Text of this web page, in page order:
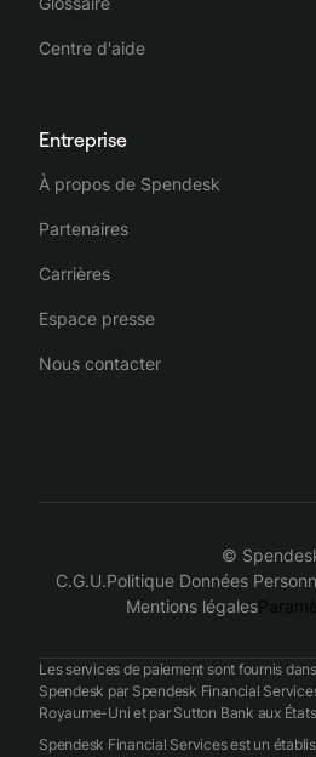
Centre d'aide
Entreprise
À propos de Spendesk
Partenaires
Carrières
Espace presse
Nous contacter
©
C.G.U.Politique Données
Mentions légales
Les services de paiement sont fournis
Spendesk par Spendesk Financial
Royaume-Uni et par Sutton Bank aux
Spendesk Financial Services est un